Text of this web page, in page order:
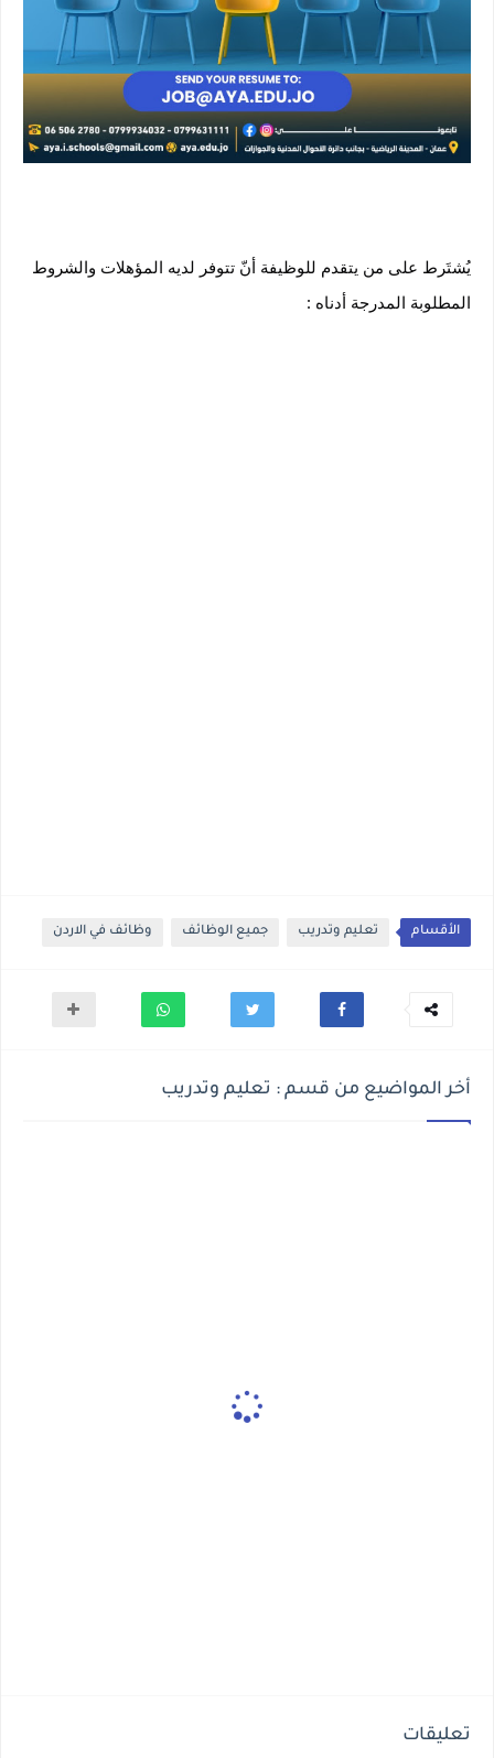
يُشتَرط على من يتقدم للوظيفة أنّ تتوفر لديه المؤهلات والشروط
المطلوبة المدرجة أدناه :
الأقسام تعليم وتدريب جميع الوظائف وظائف في الاردن
أخر المواضيع من قسم : تعليم وتدريب
تعليقات